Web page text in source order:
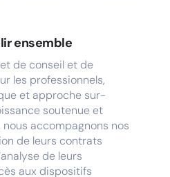
ensemble
de conseil et de
les professionnels,
et approche sur-
soutenue et
nous accompagnons nos
de leurs contrats
de leurs
aux dispositifs